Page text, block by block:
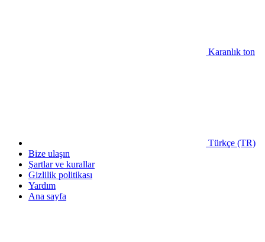
Karanlık ton
Türkçe (TR)
Bize ulaşın
Şartlar ve kurallar
Gizlilik politikası
Yardım
Ana sayfa